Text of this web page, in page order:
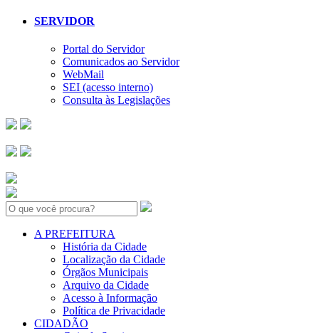
SERVIDOR
Portal do Servidor
Comunicados ao Servidor
WebMail
SEI (acesso interno)
Consulta às Legislações
Search:
A PREFEITURA
História da Cidade
Localização da Cidade
Órgãos Municipais
Arquivo da Cidade
Acesso à Informação
Política de Privacidade
CIDADÃO